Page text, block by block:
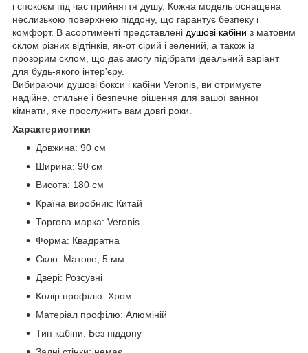
і спокоєм під час прийняття душу. Кожна модель оснащена
неслизькою поверхнею піддону, що гарантує безпеку і
комфорт. В асортименті представлені душові кабіни з матовим
склом різних відтінків, як-от сірий і зелений, а також із
прозорим склом, що дає змогу підібрати ідеальний варіант
для будь-якого інтер'єру.
Вибираючи душові бокси і кабіни Veronis, ви отримуєте
надійне, стильне і безпечне рішення для вашої ванної
кімнати, яке прослужить вам довгі роки.
Характеристики
Довжина: 90 см
Ширина: 90 см
Висота: 180 см
Країна виробник: Китай
Торгова марка: Veronis
Форма: Квадратна
Скло: Матове, 5 мм
Двері: Розсувні
Колір профілю: Хром
Матеріал профілю: Алюміній
Тип кабіни: Без піддону